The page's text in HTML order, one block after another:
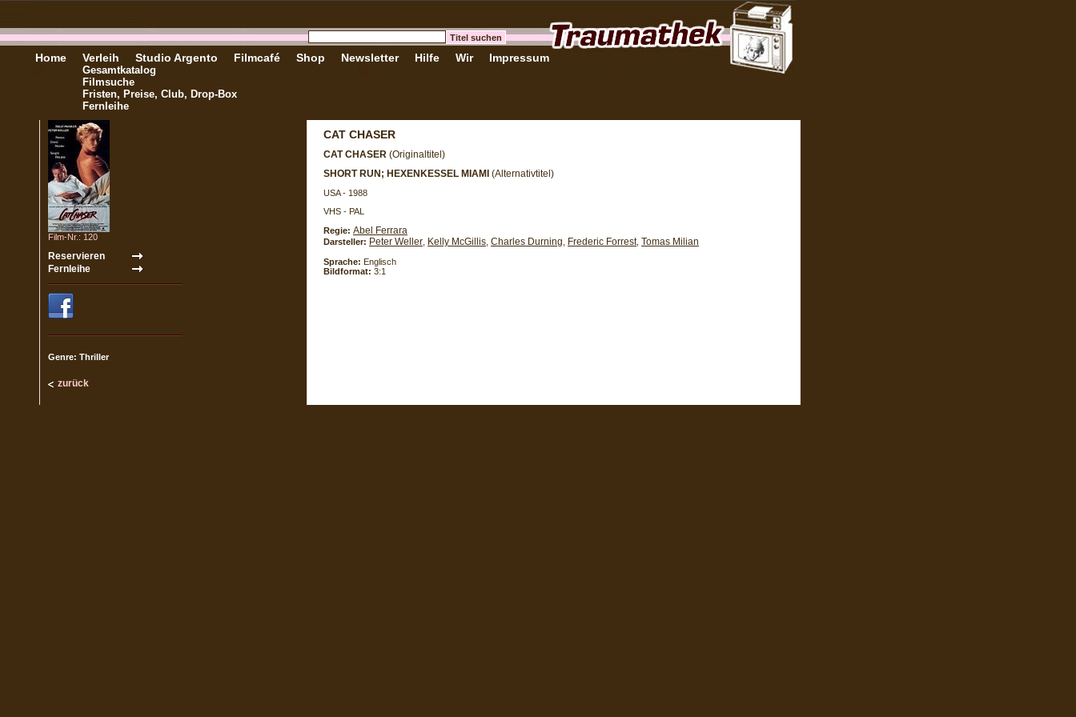
Home Verleih
Gesamtkatalog
Filmsuche
Fristen, Preise, Club, Drop-Box
Fernleihe
Studio Argento Filmcafé Shop Newsletter Hilfe Wir Impressum
Film-Nr.: 120
Genre: Thriller
zurück
CAT CHASER
CAT CHASER (Originaltitel)
SHORT RUN; HEXENKESSEL MIAMI (Alternativtitel)
USA - 1988
VHS - PAL
Regie: Abel Ferrara
Darsteller: Peter Weller Kelly McGillis Charles Durning Frederic Forrest, Tomas Milian
Sprache: Englisch
Bildformat: 3:1